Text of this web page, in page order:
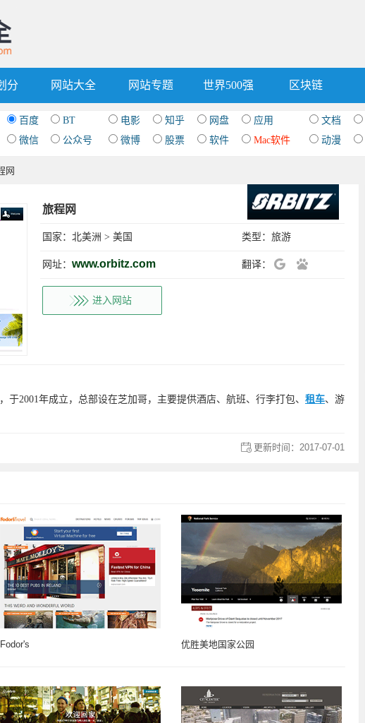
分 网站大全 网站专题 世界500强 区块链
百度 BT 电影 知乎 网盘 应用 文档
微信
公众号 微博 股票 软件 Mac软件 动漫
网
旅程网
国家： 北美洲 > 美国 类型： 旅游
网址： www.orbitz.com 翻译：
进入网站
于2001年成立，总部设在芝加哥，主要提供酒店、航班、行李打包、 租车、游
更新时间： 2017-07-01
Fodor's 优胜美地国家公园